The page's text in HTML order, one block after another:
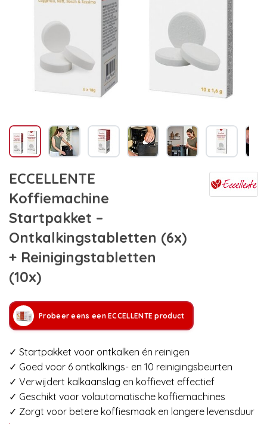
ECCELLENTE
Koffiemachine
Startpakket –
Ontkalkingstabletten (6x)
+ Reinigingstabletten
(10x)
Probeer eens een ECCELLENTE product
✓ Startpakket voor ontkalken én reinigen
✓ Goed voor 6 ontkalkings- en 10 reinigingsbeurten
✓ Verwijdert kalkaanslag en koffievet effectief
✓ Geschikt voor volautomatische koffiemachines
✓ Zorgt voor betere koffiesmaak en langere levensduur